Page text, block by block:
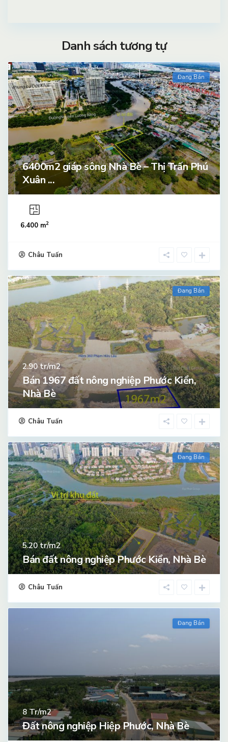
Danh sách tương tự
Đang Bán
6400m2 giáp sông Nhà Bè – Thị Trấn Phú
Xuân ...
6.400 m2
Châu Tuấn
Đang Bán
2.90tr/m2
Bán 1967 đất nông nghiệp Phước Kiển,
Nhà Bè
Châu Tuấn
Đang Bán
5.20tr/m2
Bán đất nông nghiệp Phước Kiển, Nhà Bè
Châu Tuấn
Đang Bán
8Tr/m2
Đất nông nghiệp Hiệp Phước, Nhà Bè